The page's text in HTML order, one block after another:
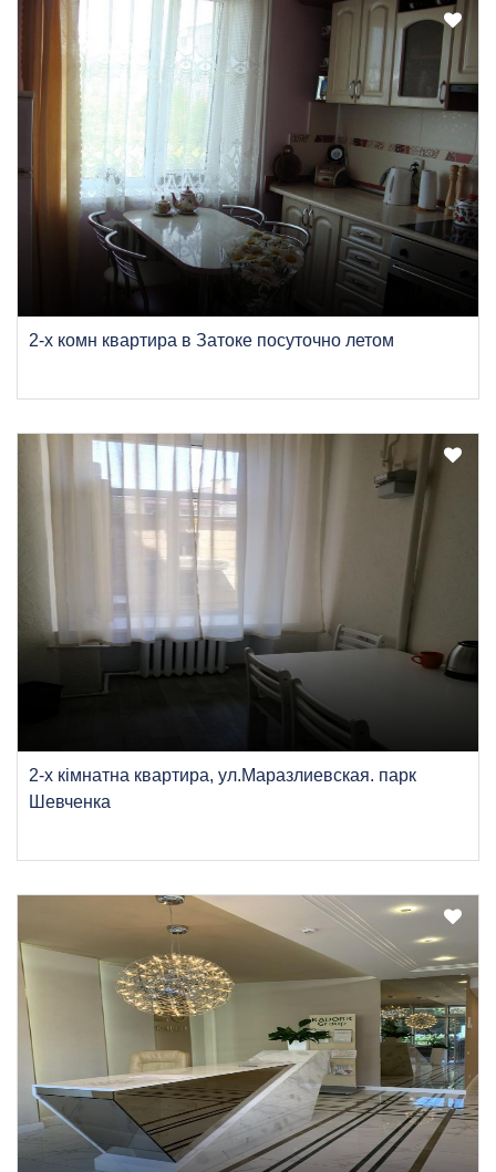
2-х комн квартира в Затоке посуточно летом
2-х кімнатна квартира, ул.Маразлиевская. парк
Шевченка